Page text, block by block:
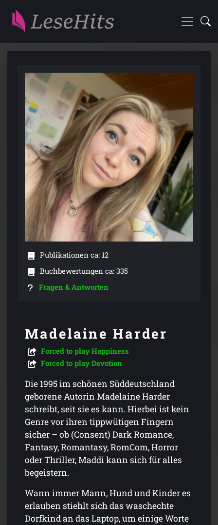
Publikationen ca: 12
Buchbewertungen ca: 335
Fragen & Antworten
Madelaine Harder
Forced to play Happiness
Forced to play Devotion
Die 1995 im schönen Süddeutschland
geborene Autorin Madelaine Harder
schreibt, seit sie es kann. Hierbei ist kein
Genre vor ihren tippwütigen Fingern
sicher – ob (Consent) Dark Romance,
Fantasy, Romantasy, RomCom, Horror
oder Thriller, Maddi kann sich für alles
begeistern.
Wann immer Mann, Hund und Kinder es
erlauben stiehlt sich das waschechte
Dorfkind an das Laptop, um einige Worte